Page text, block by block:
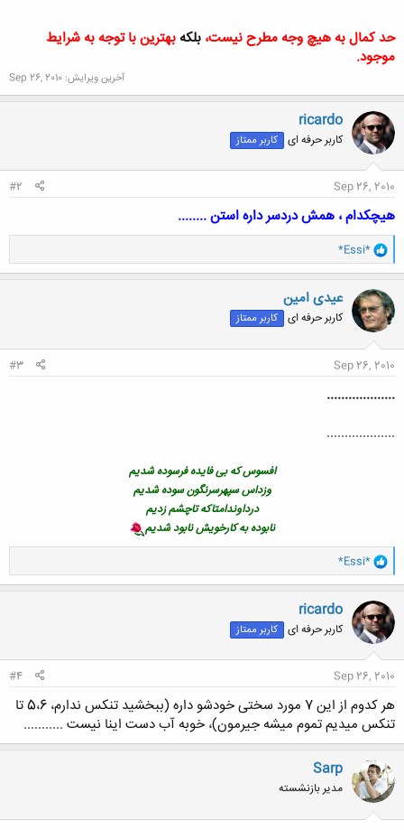
حد کمال به هیچ وجه مطرح نیست، بلکه بهترین با توجه به شرایط
موجود.
آخرین ویرایش: Sep 26, 2010
ricardo
کاربر حرفه ای کاربر ممتاز
Sep 26, 2010
#2
هیچکدام ، همش دردسر داره استن ........
و
ا
ک
ن
ش
ه
ا
*Essi*
عیدی امین
کاربر حرفه ای کاربر ممتاز
Sep 26, 2010
#3
...................
...................
افسوس که بی فایده فرسوده شدیم
وزداس سپهرسرنگون سوده شدیم
درداوندامتاکه تاچشم زدیم
نابوده به کارخویش نابود شدیم
و
ا
ک
ن
ش
ه
ا
*Essi*
ricardo
کاربر حرفه ای کاربر ممتاز
Sep 26, 2010
#4
هر کدوم از این 7 مورد سختی خودشو داره (ببخشید تنکس ندارم، 5،6 تا
تنکس میدیم تموم میشه جیرمون)، خوبه آب دست اینا نیست ...........
Sarp
مدیر بازنشسته